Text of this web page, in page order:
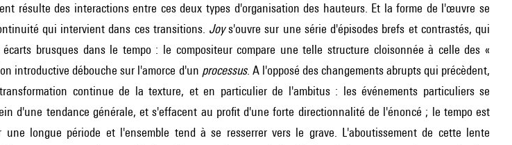
résulte des interactions entre ces deux types d'organisation des hauteurs. Et la forme de l'œuvre se
qui intervient dans ces transitions. Joys'ouvre sur une série d'épisodes brefs et contrastés, qui
brusques dans le tempo : le compositeur compare une telle structure cloisonnée à celle des «
introductive débouche sur l'amorce d'un processus. A l'opposé des changements abrupts qui précèdent,
continue de la texture, et en particulier de l'ambitus : les événements particuliers se
d'une tendance générale, et s'effacent au profit d'une forte directionnalité de l'énoncé ; le tempo est
longue période et l'ensemble tend à se resserrer vers le grave. L'aboutissement de cette lente